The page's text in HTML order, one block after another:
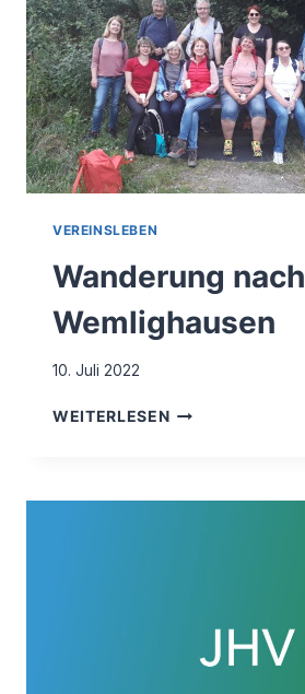
VEREINSLEBEN
Wanderung nach
Wemlighausen
10. Juli 2022
WEITERLESENWANDERUNG